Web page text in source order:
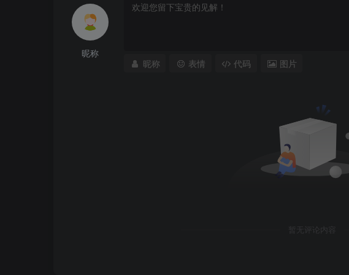
昵称
昵称 表情 代码 图片
暂无评论内容